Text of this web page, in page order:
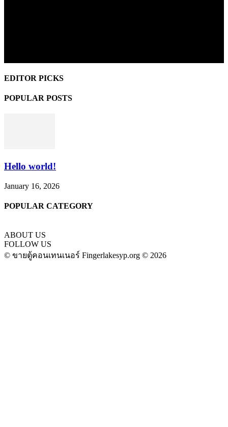
EDITOR PICKS
POPULAR POSTS
Hello world!
January 16, 2026
POPULAR CATEGORY
ABOUT US
FOLLOW US
© ขายตู้คอนเทนเนอร์ Fingerlakesyp.org © 2026